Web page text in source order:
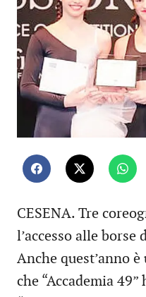
CESENA. Tre
l’accesso alle
Anche quest’anno
che “Accademia